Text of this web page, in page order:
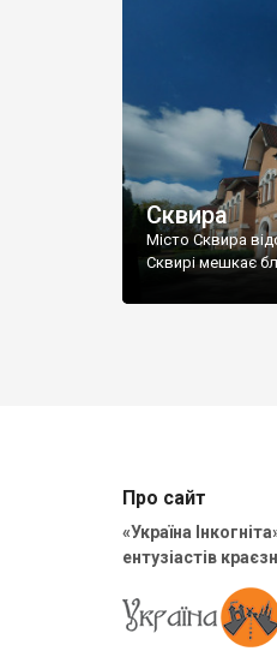
Сквира
Місто Сквира
Сквирі мешкає
Про сайт
«Україна
ентузіастів